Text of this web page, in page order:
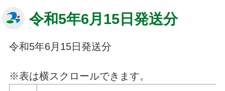
令和5年6月15日発送分
令和5年6月15日発送分
※表は横スクロールできます。